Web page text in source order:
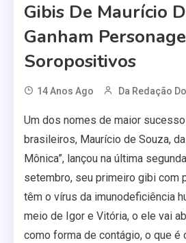
Gibis De Maurício
Ganham
Soropositivos
14 Anos Ago Da Redação
Um dos nomes de maior
brasileiros, Maurício de Souza, da
Mônica”, lançou na última
setembro, seu primeiro gibi com
têm o vírus da imunodeficiência
meio de Igor e Vitória, o ele vai
como forma de contágio, o que é